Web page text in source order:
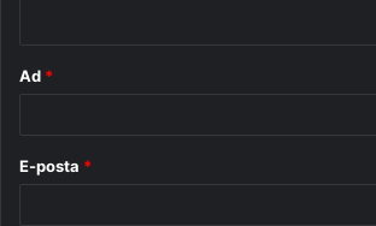
Ad *
E-posta *